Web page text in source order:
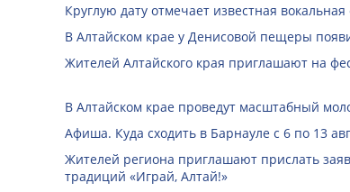
Круглую дату отмечает известная
В Алтайском крае у Денисовой пещеры
Жителей Алтайского края приглашают на
В Алтайском крае проведут масштабный
Афиша. Куда сходить в Барнауле с 6 по 13
Жителей региона приглашают прислать
традиций «Играй, Алтай!»